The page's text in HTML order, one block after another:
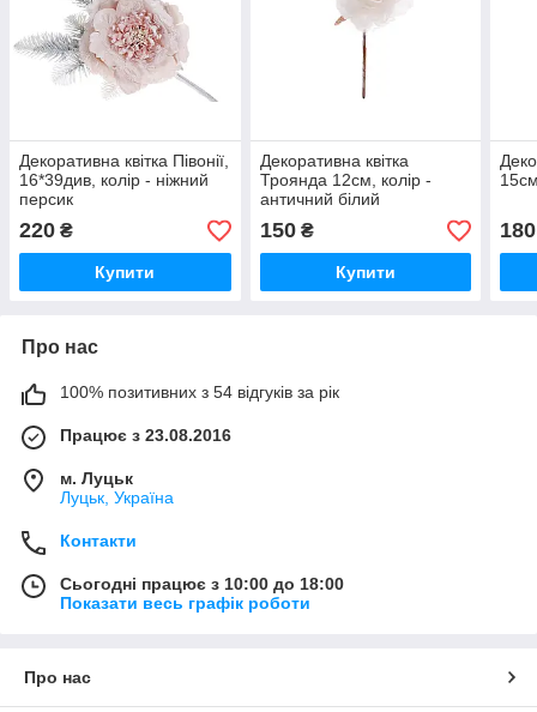
Декоративна квітка Півонії,
16*39див, колір - ніжний
персик
220 ₴
Купити
Декоративна квітка
Троянда 12см, колір -
античний білий
150₴
Купити
180
Про нас
100% позитивних з 54 відгуків за рік
Працює з 23.08.2016
м. Луцьк
Луцьк, Україна
Контакти
Сьогодні працює з 10:00 до 18:00
Показати весь графік роботи
Про нас